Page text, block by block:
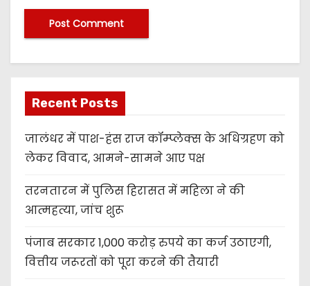
Recent Posts
जालंधर में पाश-हंस राज कॉम्प्लेक्स के अधिग्रहण को
लेकर विवाद, आमने-सामने आए पक्ष
तरनतारन में पुलिस हिरासत में महिला ने की
आत्महत्या, जांच शुरू
पंजाब सरकार 1,000 करोड़ रुपये का कर्ज उठाएगी,
वित्तीय जरूरतों को पूरा करने की तैयारी